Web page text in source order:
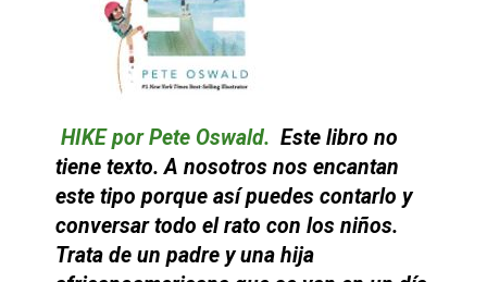
HIKE por Pete Oswald. Este libro no
tiene texto. A nosotros nos encantan
este tipo porque así puedes contarlo y
conversar todo el rato con los niños.
Trata de un padre y una hija